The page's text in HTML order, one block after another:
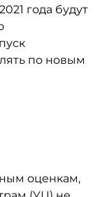
года будут
по новым
оценкам,